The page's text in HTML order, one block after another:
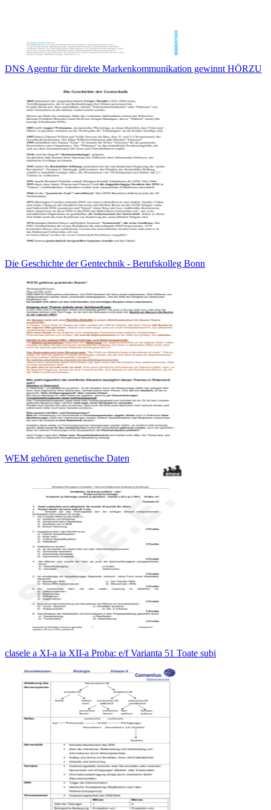
DNS Agentur für direkte Markenkommunikation gewinnt HÖRZU
Die Geschichte der Gentechnik - Berufskolleg Bonn
WEM gehören genetische Daten
clasele a XI-a ia XII-a Proba: e/f Varianta 51 Toate subi